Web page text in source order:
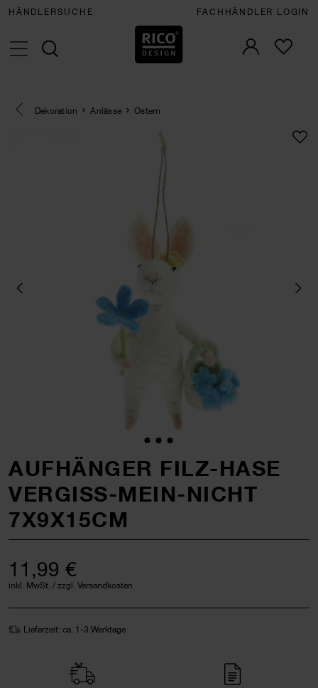
HÄNDLERSUCHE FACHHÄNDLER LOGIN
Eine Kategorie zurück navigieren
Dekoration Anlässe Ostern
AUFHÄNGER FILZ-HASE
VERGISS-MEIN-NICHT
7X9X15CM
11,99 €
inkl. MwSt. / zzgl. Versandkosten
Lieferzeit: ca. 1-3 Werktage